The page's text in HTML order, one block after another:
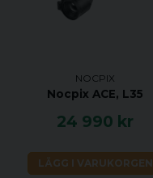
NOCPIX
Nocpix ACE, L35
24 990 kr
LÄGG I VARUKORGEN